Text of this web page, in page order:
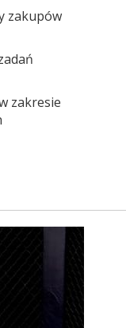
zakupów
zakresie